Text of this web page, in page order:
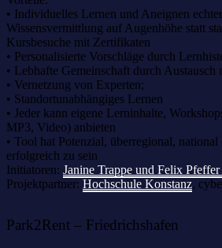
• Individuelles Lernen und Aneignen
Wissensvermittlung auf Augenhöhe statt
Kursbesuche mit Zertifikaten
• Personalisierte Vorschläge durch
• Lebhafte Gemeinschaft durch Austausch
• Vernetzung von Experten;
• Standortunabhängiges Lernen
• Jeder kann eigene Lerninhalte,
MP3, Video) anbieten
• Tool hat Potenzial, überregional,
erfolgreich zu sein
Initiatoren: Janine Trappe und Felix
Projektpartner: Hochschule Konstanz,
Park2Rent – Friedrichshafen